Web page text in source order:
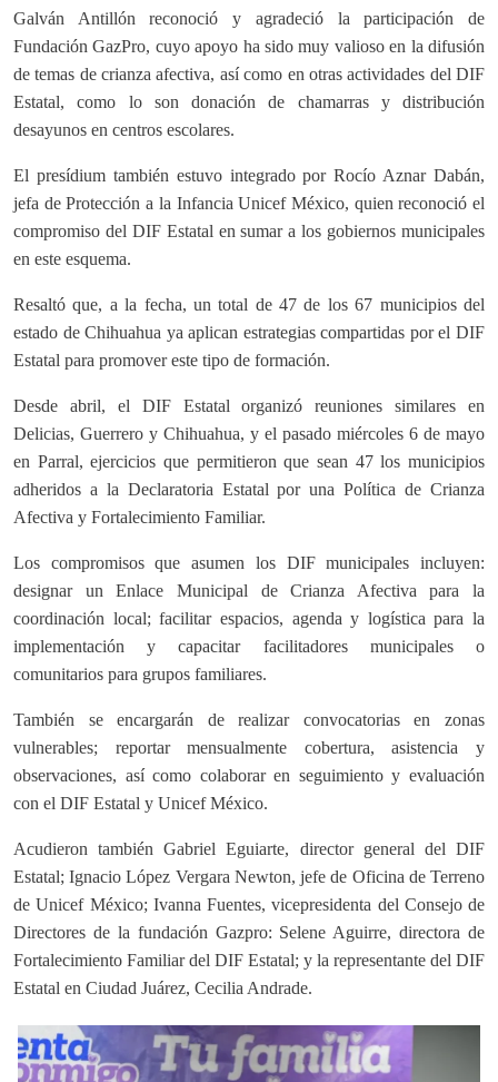
Galván Antillón reconoció y agradeció la participación de
Fundación GazPro, cuyo apoyo ha sido muy valioso en la difusión
de temas de crianza afectiva, así como en otras actividades del DIF
Estatal, como lo son donación de chamarras y distribución
desayunos en centros escolares.
El presídium también estuvo integrado por Rocío Aznar Dabán,
jefa de Protección a la Infancia Unicef México, quien reconoció el
compromiso del DIF Estatal en sumar a los gobiernos municipales
en este esquema.
Resaltó que, a la fecha, un total de 47 de los 67 municipios del
estado de Chihuahua ya aplican estrategias compartidas por el DIF
Estatal para promover este tipo de formación.
Desde abril, el DIF Estatal organizó reuniones similares en
Delicias, Guerrero y Chihuahua, y el pasado miércoles 6 de mayo
en Parral, ejercicios que permitieron que sean 47 los municipios
adheridos a la Declaratoria Estatal por una Política de Crianza
Afectiva y Fortalecimiento Familiar.
Los compromisos que asumen los DIF municipales incluyen:
designar un Enlace Municipal de Crianza Afectiva para la
coordinación local; facilitar espacios, agenda y logística para la
implementación y capacitar facilitadores municipales o
comunitarios para grupos familiares.
También se encargarán de realizar convocatorias en zonas
vulnerables; reportar mensualmente cobertura, asistencia y
observaciones, así como colaborar en seguimiento y evaluación
con el DIF Estatal y Unicef México.
Acudieron también Gabriel Eguiarte, director general del DIF
Estatal; Ignacio López Vergara Newton, jefe de Oficina de Terreno
de Unicef México; Ivanna Fuentes, vicepresidenta del Consejo de
Directores de la fundación Gazpro: Selene Aguirre, directora de
Fortalecimiento Familiar del DIF Estatal; y la representante del DIF
Estatal en Ciudad Juárez, Cecilia Andrade.